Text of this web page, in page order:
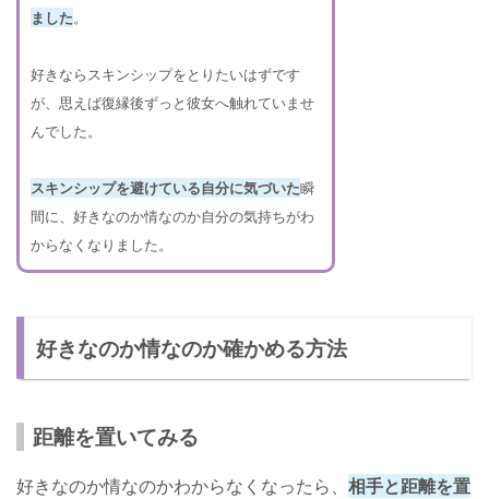
ました。
好きならスキンシップをとりたいはずです
が、思えば復縁後ずっと彼女へ触れていませ
んでした。
スキンシップを避けている自分に気づいた瞬
間に、好きなのか情なのか自分の気持ちがわ
からなくなりました。
好きなのか情なのか確かめる方法
距離を置いてみる
好きなのか情なのかわからなくなったら、 相手と距離を置